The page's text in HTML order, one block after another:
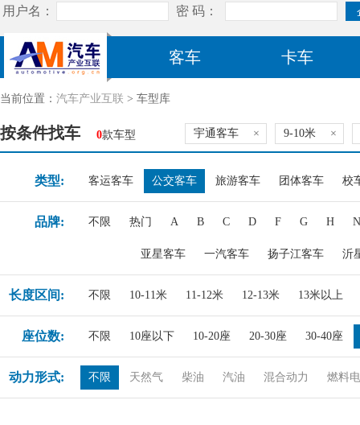
客车 卡车
当前位置： 汽车产业互联 > 车型库
按条件找车 0款车型 宇通客车 × 9-10米 ×
类型: 客运客车 公交客车 旅游客车 团体客车 校
品牌: 不限 热门 A B C D F G H N
亚星客车 一汽客车 扬子江客车 沂
长度区间: 不限 10-11米 11-12米 12-13米 13米以上
座位数: 不限 10座以下 10-20座 20-30座 30-40座
动力形式: 不限 天然气 柴油 汽油 混合动力 燃料